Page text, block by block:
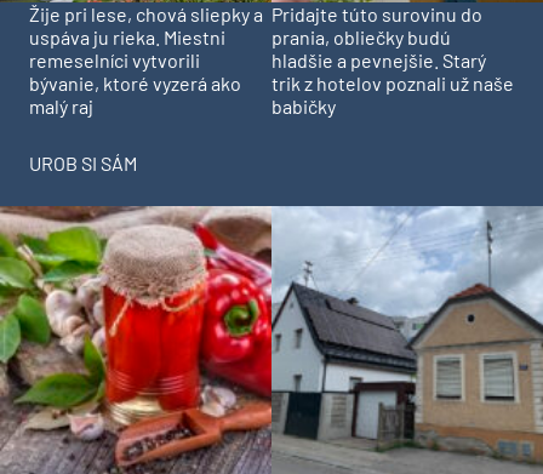
Žije pri lese, chová sliepky a
uspáva ju rieka. Miestni
remeselníci vytvorili
bývanie, ktoré vyzerá ako
malý raj
Pridajte túto surovinu do
prania, obliečky budú
hladšie a pevnejšie. Starý
trik z hotelov poznali už naše
babičky
UROB SI SÁM